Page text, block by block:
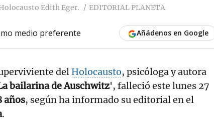
Edith Eger. EDITORIAL PLANETA
medio preferente Añádenos en Google
del Holocausto, psicóloga y autora
bailarina de Auschwitz', falleció este lunes 27
años, según ha informado su editorial en el
.